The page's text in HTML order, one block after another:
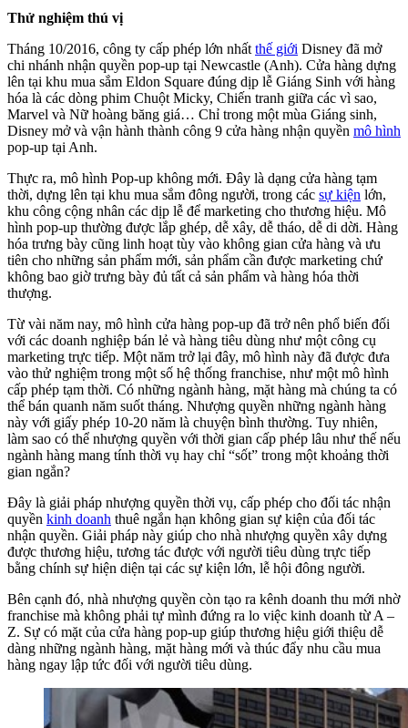
Thử nghiệm thú vị
Tháng 10/2016, công ty cấp phép lớn nhất thế giới Disney đã mở
chi nhánh nhận quyền pop-up tại Newcastle (Anh). Cửa hàng dựng
lên tại khu mua sắm Eldon Square đúng dịp lễ Giáng Sinh với hàng
hóa là các dòng phim Chuột Micky, Chiến tranh giữa các vì sao,
Marvel và Nữ hoàng băng giá… Chỉ trong một mùa Giáng sinh,
Disney mở và vận hành thành công 9 cửa hàng nhận quyền mô hình
pop-up tại Anh.
Thực ra, mô hình Pop-up không mới. Đây là dạng cửa hàng tạm
thời, dựng lên tại khu mua sắm đông người, trong các sự kiện lớn,
khu công cộng nhân các dịp lễ để marketing cho thương hiệu. Mô
hình pop-up thường được lắp ghép, dễ xây, dễ tháo, dễ di dời. Hàng
hóa trưng bày cũng linh hoạt tùy vào không gian cửa hàng và ưu
tiên cho những sản phẩm mới, sản phẩm cần được marketing chứ
không bao giờ trưng bày đủ tất cả sản phẩm và hàng hóa thời
thượng.
Từ vài năm nay, mô hình cửa hàng pop-up đã trở nên phổ biến đối
với các doanh nghiệp bán lẻ và hàng tiêu dùng như một công cụ
marketing trực tiếp. Một năm trở lại đây, mô hình này đã được đưa
vào thử nghiệm trong một số hệ thống franchise, như một mô hình
cấp phép tạm thời. Có những ngành hàng, mặt hàng mà chúng ta có
thể bán quanh năm suốt tháng. Nhượng quyền những ngành hàng
này với giấy phép 10-20 năm là chuyện bình thường. Tuy nhiên,
làm sao có thể nhượng quyền với thời gian cấp phép lâu như thế nếu
ngành hàng mang tính thời vụ hay chỉ “sốt” trong một khoảng thời
gian ngắn?
Đây là giải pháp nhượng quyền thời vụ, cấp phép cho đối tác nhận
quyền kinh doanh thuê ngắn hạn không gian sự kiện của đối tác
nhận quyền. Giải pháp này giúp cho nhà nhượng quyền xây dựng
được thương hiệu, tương tác được với người tiêu dùng trực tiếp
bằng chính sự hiện diện tại các sự kiện lớn, lễ hội đông người.
Bên cạnh đó, nhà nhượng quyền còn tạo ra kênh doanh thu mới nhờ
franchise mà không phải tự mình đứng ra lo việc kinh doanh từ A –
Z. Sự có mặt của cửa hàng pop-up giúp thương hiệu giới thiệu dễ
dàng những ngành hàng, mặt hàng mới và thúc đẩy nhu cầu mua
hàng ngay lập tức đối với người tiêu dùng.